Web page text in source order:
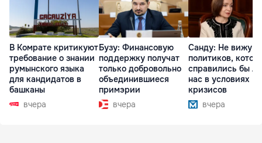
В Комрате критикуют
требование о знании
румынского языка
для кандидатов в
башканы
вчера
Бузу: Финансовую
поддержку получат
только добровольно
объединившиеся
примэрии
вчера
Санду: Не вижу
политиков,
справились бы
нас в условиях
кризисов
вчера